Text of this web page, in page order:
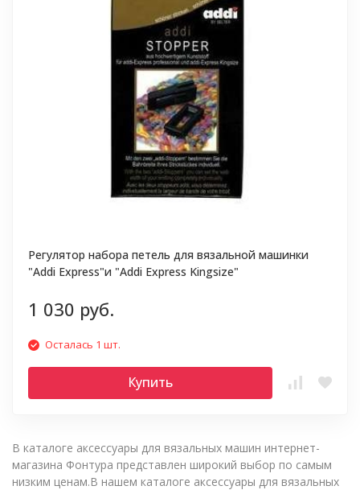
Регулятор набора петель для вязальной машинки
"Addi Express"и "Addi Express Kingsize"
1 030 руб.
Осталась 1 шт.
Купить
В каталоге аксессуары для вязальных машин интернет-
магазина Фонтура представлен широкий выбор по самым
низким ценам.В нашем каталоге аксессуары для вязальных